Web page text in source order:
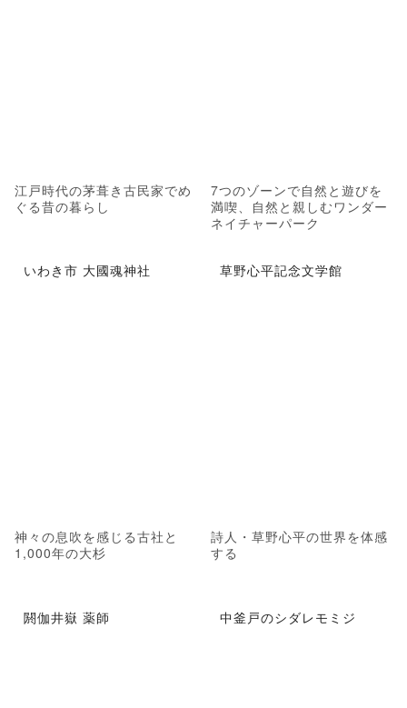
江戸時代の茅葺き古民家でめ
ぐる昔の暮らし
7つのゾーンで自然と遊びを
満喫、自然と親しむワンダー
ネイチャーパーク
いわき市 大國魂神社
神々の息吹を感じる古社と
1,000年の大杉
草野心平記念文学館
詩人・草野心平の世界を体感
する
閼伽井嶽 薬師 中釜戸のシダレモミジ